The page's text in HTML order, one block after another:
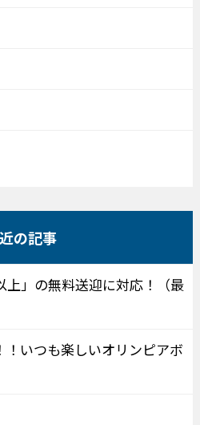
の記事
上」の無料送迎に対応！（最
いつも楽しいオリンピアボ